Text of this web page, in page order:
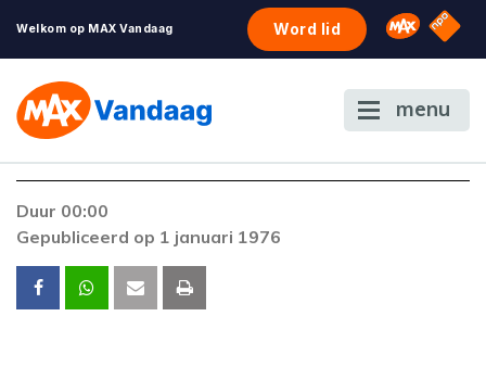
Welkom op MAX Vandaag Word lid Omroep
NPO
menu
Duur 00:00
Gepubliceerd op 1 januari 1976